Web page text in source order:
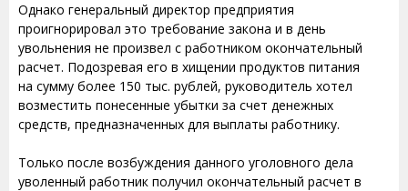
Однако генеральный директор предприятия
проигнорировал это требование закона и в день
увольнения не произвел с работником окончательный
расчет. Подозревая его в хищении продуктов питания
на сумму более 150 тыс. рублей, руководитель хотел
возместить понесенные убытки за счет денежных
средств, предназначенных для выплаты работнику.
Только после возбуждения данного уголовного дела
уволенный работник получил окончательный расчет в